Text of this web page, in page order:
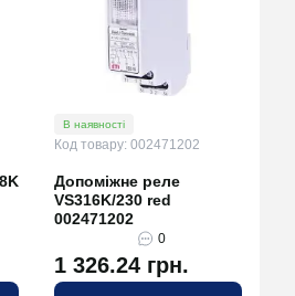
В наявності
Код товару: 002471202
Допоміжне реле
VS316K/230 red
002471202
0
1 326.24 грн.